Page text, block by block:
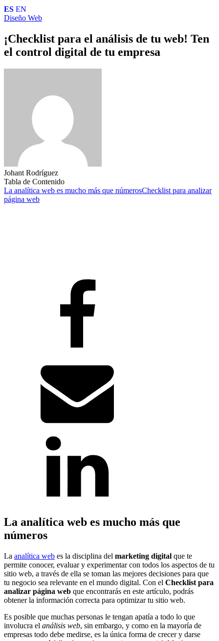
ES EN
Diseño Web
¡Checklist para el análisis de tu web! Ten
el control digital de tu empresa
Johant Rodríguez
Tabla de Contenido
La analítica web es mucho más que númerosChecklist para analizar
página web
La analítica web es mucho más que
números
La analítica web es la disciplina del marketing digital que te
permite conocer, evaluar y experimentar con todos los aspectos de tu
sitio web, a través de ella se toman las mejores decisiones para que
tu negocio sea relevante en el mundo digital. Con el Checklist para
analizar página web que encontrarás en este artículo, podrás
obtener la información correcta para optimizar tu sitio web.
Es posible que muchas personas le tengan apatía a todo lo que
involucra el análisis web, sin embargo, y como en la mayoría de
empresas todo debe medirse, es la única forma de crecer y darse